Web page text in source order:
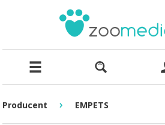
Producent › EMPETS